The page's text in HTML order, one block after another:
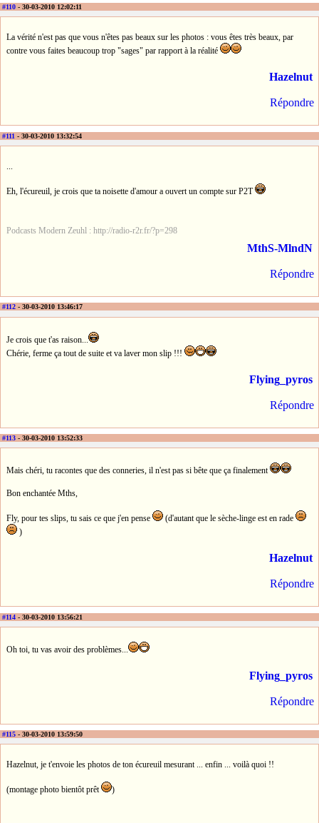
#110 - 30-03-2010 12:02:11
La vérité n'est pas que vous n'êtes pas beaux sur les photos : vous êtes très beaux, par
contre vous faites beaucoup trop "sages" par rapport à la réalité
Hazelnut
Répondre
#111 - 30-03-2010 13:32:54
...
Eh, l'écureuil, je crois que ta noisette d'amour a ouvert un compte sur P2T
Podcasts Modern Zeuhl : http://radio-r2r.fr/?p=298
MthS-MlndN
Répondre
#112 - 30-03-2010 13:46:17
Je crois que t'as raison...
Chérie, ferme ça tout de suite et va laver mon slip !!!
Flying_pyros
Répondre
#113 - 30-03-2010 13:52:33
Mais chéri, tu racontes que des conneries, il n'est pas si bête que ça finalement
Bon enchantée Mths,
Fly, pour tes slips, tu sais ce que j'en pense
(d'autant que le sèche-linge est en rade
)
Hazelnut
Répondre
#114 - 30-03-2010 13:56:21
Oh toi, tu vas avoir des problèmes...
Flying_pyros
Répondre
#115 - 30-03-2010 13:59:50
Hazelnut, je t'envoie les photos de ton écureuil mesurant ... enfin ... voilà quoi !!
(montage photo bientôt prêt )